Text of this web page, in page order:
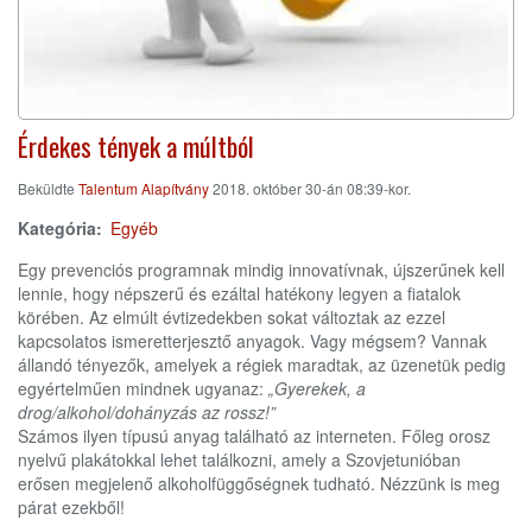
Érdekes tények a múltból
Beküldte Talentum Alapítvány2018. október 30-án 08:39-kor.
Kategória
Egyéb
Egy prevenciós programnak mindig innovatívnak, újszerűnek kell
lennie, hogy népszerű és ezáltal hatékony legyen a fiatalok
körében. Az elmúlt évtizedekben sokat változtak az ezzel
kapcsolatos ismeretterjesztő anyagok. Vagy mégsem? Vannak
állandó tényezők, amelyek a régiek maradtak, az üzenetük pedig
egyértelműen mindnek ugyanaz: „Gyerekek, a
drog/alkohol/dohányzás az rossz!”
Számos ilyen típusú anyag található az interneten. Főleg orosz
nyelvű plakátokkal lehet találkozni, amely a Szovjetunióban
erősen megjelenő alkoholfüggőségnek tudható. Nézzünk is meg
párat ezekből!